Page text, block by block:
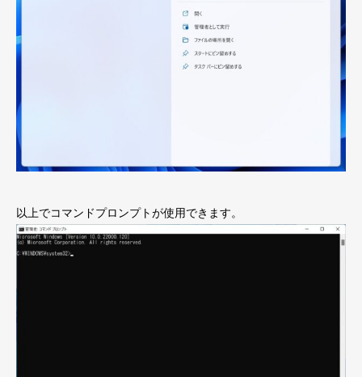
以上でコマンドプロンプトが使用できます。